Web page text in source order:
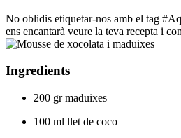
No oblidis etiquetar-nos amb el tag
ens encantarà veure la teva recepta i
Ingredients
200 gr maduixes
100 ml llet de coco